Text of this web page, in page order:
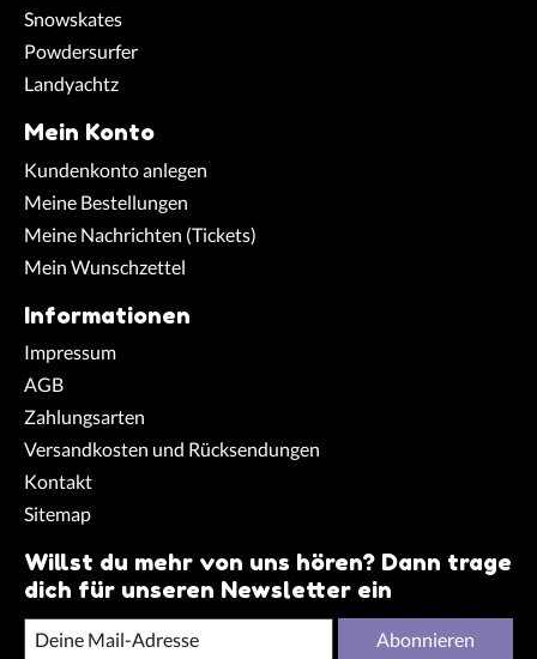
Snowskates
Powdersurfer
Landyachtz
Mein Konto
Kundenkonto anlegen
Meine Bestellungen
Meine Nachrichten (Tickets)
Mein Wunschzettel
Informationen
Impressum
AGB
Zahlungsarten
Versandkosten und Rücksendungen
Kontakt
Sitemap
Willst du mehr von uns hören? Dann trage
dich für unseren Newsletter ein
Abonnieren